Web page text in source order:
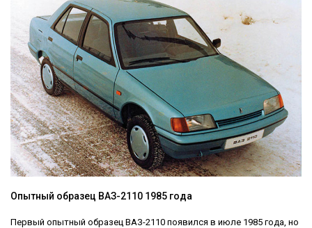
Опытный образец ВАЗ-2110 1985 года
Первый опытный образец ВАЗ-2110 появился в июле 1985 года, но